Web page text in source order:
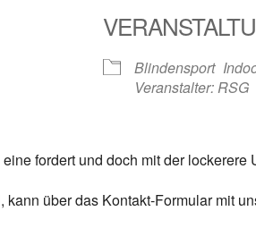
Blindensport
Veranstalter: RSG
fordert und doch mit der lockerere
über das Kontakt-Formular mit